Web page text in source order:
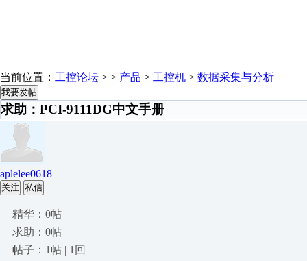
当前位置： 工控论坛 > > 产品 > 工控机 > 数据采集与分析
我要发帖
求助：PCI-9111DG中文手册
aplelee0618
关注 私信
精华：0帖
求助：0帖
帖子：1帖 | 1回